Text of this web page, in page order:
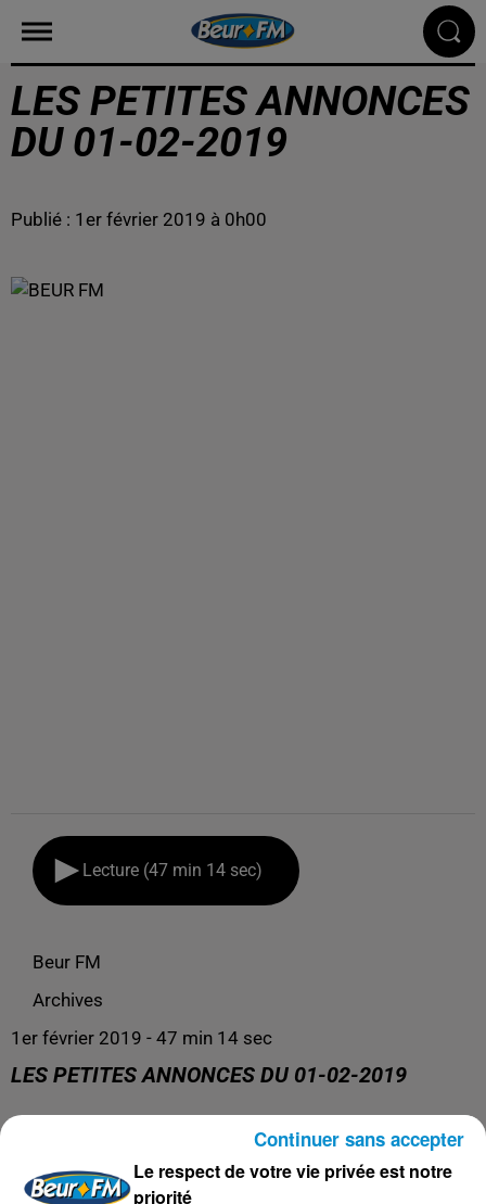
LES PETITES ANNONCES
DU 01-02-2019
Publié : 1er février 2019 à 0h00
Lecture (47 min 14 sec)
Beur FM
Archives
1er février 2019 - 47 min 14 sec
LES PETITES ANNONCES DU 01-02-2019
Le respect de votre vie privée est notre
priorité
Continuer sans accepter